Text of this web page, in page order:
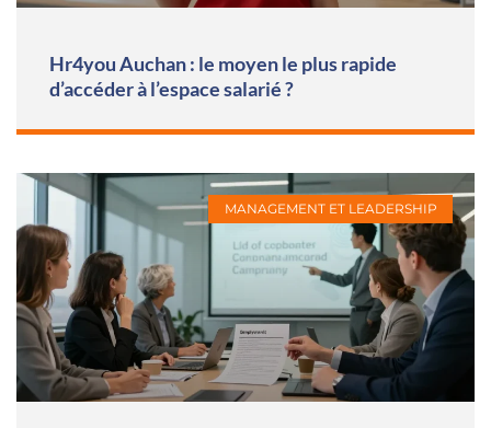
Hr4you Auchan : le moyen le plus rapide
d’accéder à l’espace salarié ?
MANAGEMENT ET LEADERSHIP